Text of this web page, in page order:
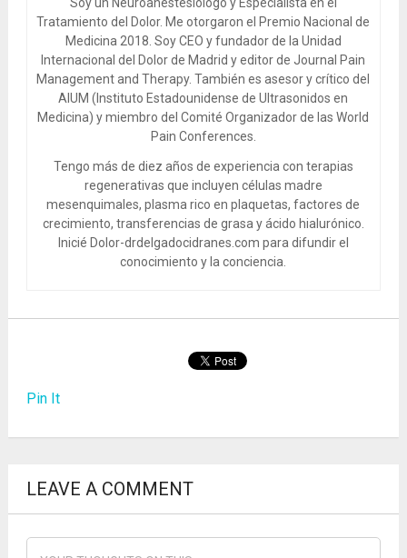
Tratamiento del Dolor. Me otorgaron el Premio Nacional de
Medicina 2018. Soy CEO y fundador de la Unidad
Internacional del Dolor de Madrid y editor de Journal Pain
Management and Therapy. También es asesor y crítico del
AIUM (Instituto Estadounidense de Ultrasonidos en
Medicina) y miembro del Comité Organizador de las World
Pain Conferences.
Tengo más de diez años de experiencia con terapias
regenerativas que incluyen células madre
mesenquimales, plasma rico en plaquetas, factores de
crecimiento, transferencias de grasa y ácido hialurónico.
Inicié Dolor-drdelgadocidranes.com para difundir el
conocimiento y la conciencia.
Pin It
LEAVE A COMMENT